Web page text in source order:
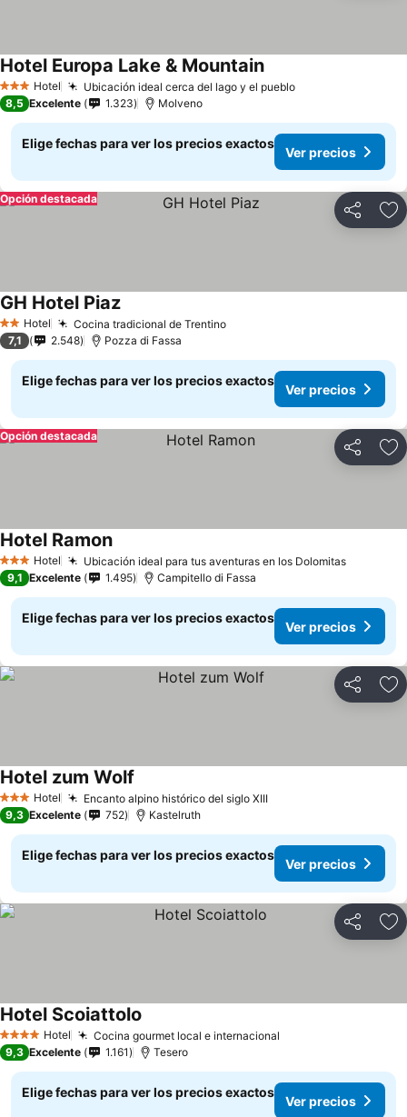
3 Estrellas
Hotel Ubicación ideal cerca del lago y el pueblo
Hotel Europa Lake & Mountain
8,5 Excelente 1.323 Molveno
Elige fechas para ver los precios exactos
Ver precios
Compartir
Opción destacada
2 Estrellas
Hotel Cocina tradicional de Trentino
GH Hotel Piaz
7,1 2.548 Pozza di Fassa
Elige fechas para ver los precios exactos
Ver precios
Compartir
Opción destacada
3 Estrellas
Hotel Ubicación ideal para tus aventuras en los Dolomitas
Hotel Ramon
9,1 Excelente 1.495 Campitello di Fassa
Elige fechas para ver los precios exactos
Ver precios
Compartir
3 Estrellas
Hotel Encanto alpino histórico del siglo XIII
Hotel zum Wolf
9,3 Excelente 752 Kastelruth
Elige fechas para ver los precios exactos
Ver precios
Compartir
4 EstrellasHotel Cocina gourmet local e internacional
Hotel Scoiattolo
9,3 Excelente 1.161 Tesero
Elige fechas para ver los precios exactos
Ver precios